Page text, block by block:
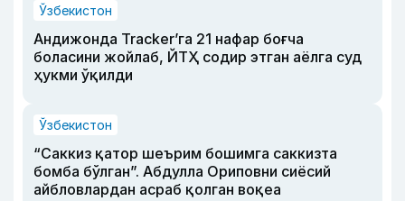
Ўзбекистон
Андижонда Tracker’га 21 нафар боғча
боласини жойлаб, ЙТҲ содир этган аёлга суд
ҳукми ўқилди
Ўзбекистон
“Саккиз қатор шеърим бошимга саккизта
бомба бўлган”. Абдулла Ориповни сиёсий
айбловлардан асраб қолган воқеа